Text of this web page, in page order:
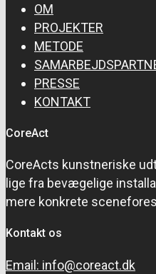
OM
PROJEKTER
METODE
PRESSE
KONTAKT
CoreAct
CoreActs kunstneriske
lige fra bevægelige
mere konkrete
Kontakt os
Email: info@coreact.dk